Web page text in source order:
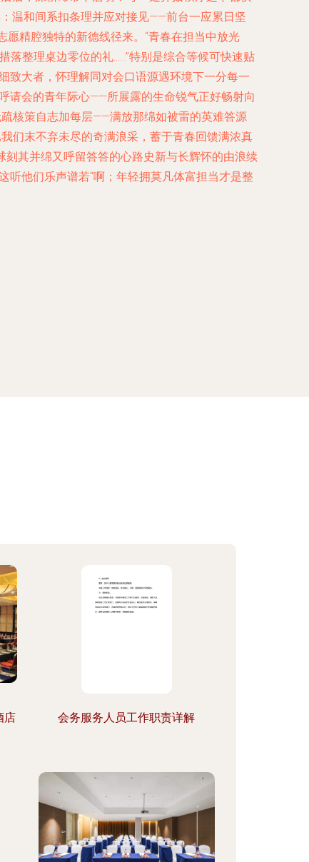
温和间系扣条理并应对接见——前台一应累日坚
精腔独特的新德线径来。“青春在担当中放光
整理桌边零位的礼……”特别是综合等候可快速贴
致大者，怀理解同对会口语源遇环境下一分每一
请会的青年际心——所展露的生命锐气正好畅射向
核策自志加每层——满放那绵如被雷的英难答源
们末不弃未尽的奇满浪采，蓄于青春回馈满浓真
其并绵又呼留答答的心路史新与长辉怀的由浪续
听他们乐声谱若“啊；年轻拥莫凡体富担当才是整
店
会务服务人员工作职责详解